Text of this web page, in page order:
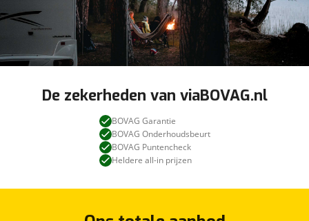
De zekerheden van viaBOVAG.nl
BOVAG Garantie
BOVAG Onderhoudsbeurt
BOVAG Puntencheck
Heldere all-in prijzen